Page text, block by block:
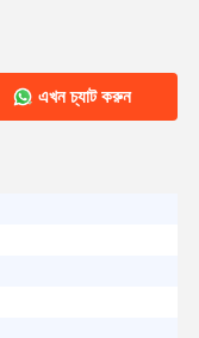
এখন চ্যাট করুন